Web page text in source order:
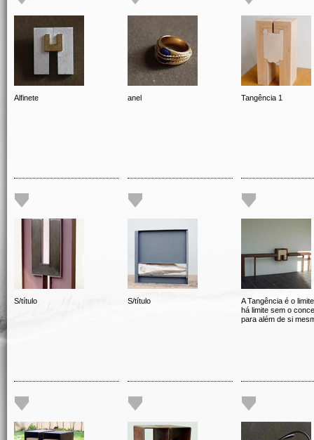
Alfinete anel Tangência 1
S/título S/título
A Tangência é o
há limite sem o
para além de si